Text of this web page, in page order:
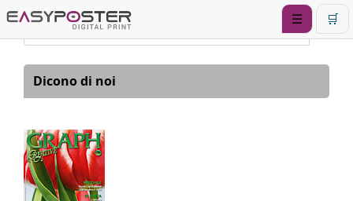
☰ 🛒
Dicono di noi